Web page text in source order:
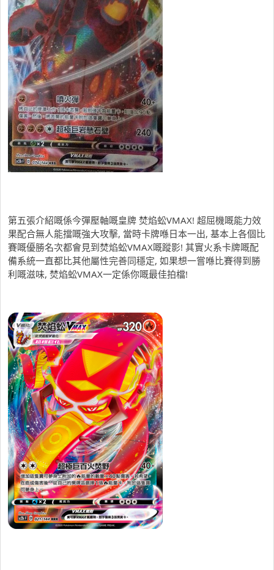
第五張介紹嘅係今彈壓軸嘅皇牌 焚焰蚣VMAX! 超屈機嘅能力效
果配合無人能擋嘅強大攻擊, 當時卡牌喺日本一出, 基本上各個比
賽嘅優勝名次都會見到焚焰蚣VMAX嘅蹤影! 其實火系卡牌嘅配
備系統一直都比其他屬性完善同穩定, 如果想一嘗喺比賽得到勝
利嘅滋味, 焚焰蚣VMAX一定係你嘅最佳拍檔!